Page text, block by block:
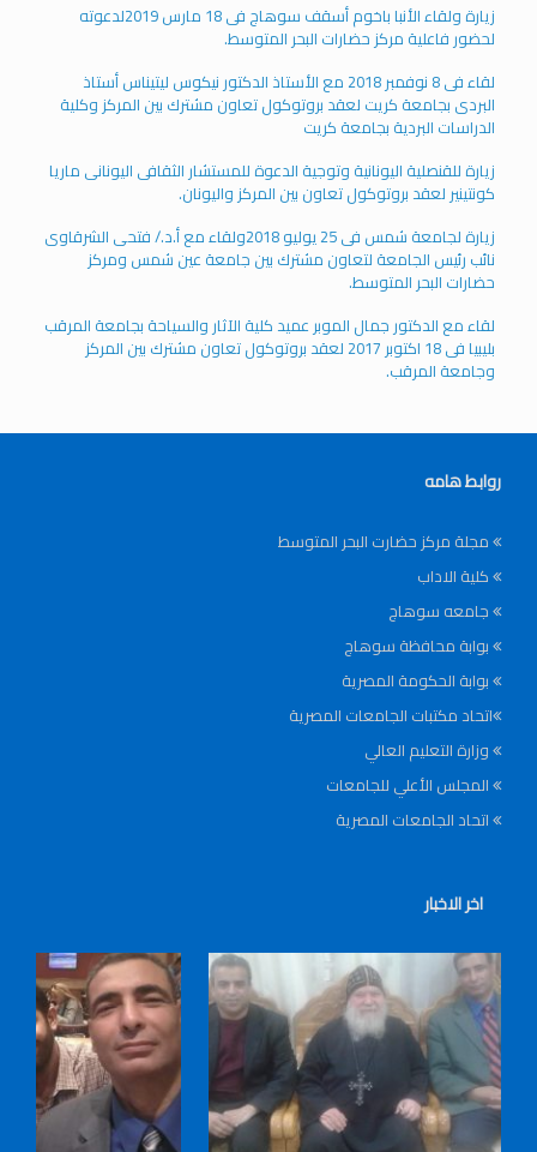
زيارة ولقاء الأنبا باخوم أسقف سوهاج فى 18 مارس 2019لدعوته
لحضور فاعلية مركز حضارات البحر المتوسط.
لقاء فى 8 نوفمبر 2018 مع الأستاذ الدكتور نيكوس ليتيناس أستاذ
البردى بجامعة كريت لعقد بروتوكول تعاون مشترك بين المركز وكلية
الدراسات البردية بجامعة كريت
زيارة للقنصلية اليونانية وتوجية الدعوة للمستشار الثقافى اليونانى ماريا
كونتينير لعقد بروتوكول تعاون بين المركز واليونان.
زيارة لجامعة شمس فى 25 يوليو 2018ولقاء مع أ.د./ فتحى الشرقاوى
نائب رئيس الجامعة لتعاون مشترك بين جامعة عين شمس ومركز
حضارات البحر المتوسط.
لقاء مع الدكتور جمال الموبر عميد كلية الآثار والسياحة بجامعة المرقب
بليبيا فى 18 اكتوبر 2017 لعقد بروتوكول تعاون مشترك بين المركز
وجامعة المرقب.
روابط هامه
مجلة مركز حضارت البحر المتوسط
كلية الاداب
جامعه سوهاج
بوابة محافظة سوهاج
بوابة الحكومة المصرية
اتحاد مكتبات الجامعات المصرية
وزارة التعليم العالي
المجلس الأعلي للجامعات
اتحاد الجامعات المصرية
اخر الاخبار